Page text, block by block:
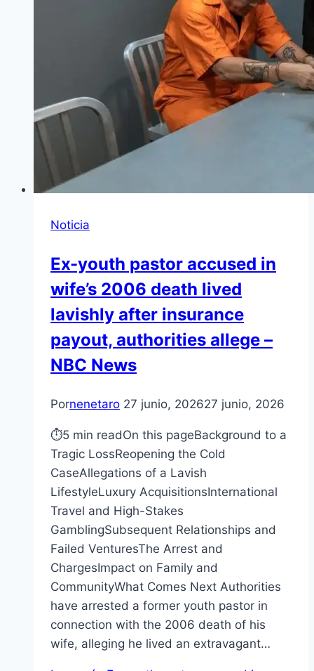
Noticia
Ex-youth pastor accused in
wife’s 2006 death lived
lavishly after insurance
payout, authorities allege –
NBC News
Pornenetaro 27 junio, 202627 junio, 2026
⏱5 min readOn this pageBackground to a
Tragic LossReopening the Cold
CaseAllegations of a Lavish
LifestyleLuxury AcquisitionsInternational
Travel and High-Stakes
GamblingSubsequent Relationships and
Failed VenturesThe Arrest and
ChargesImpact on Family and
CommunityWhat Comes Next Authorities
have arrested a former youth pastor in
connection with the 2006 death of his
wife, alleging he lived an extravagant…